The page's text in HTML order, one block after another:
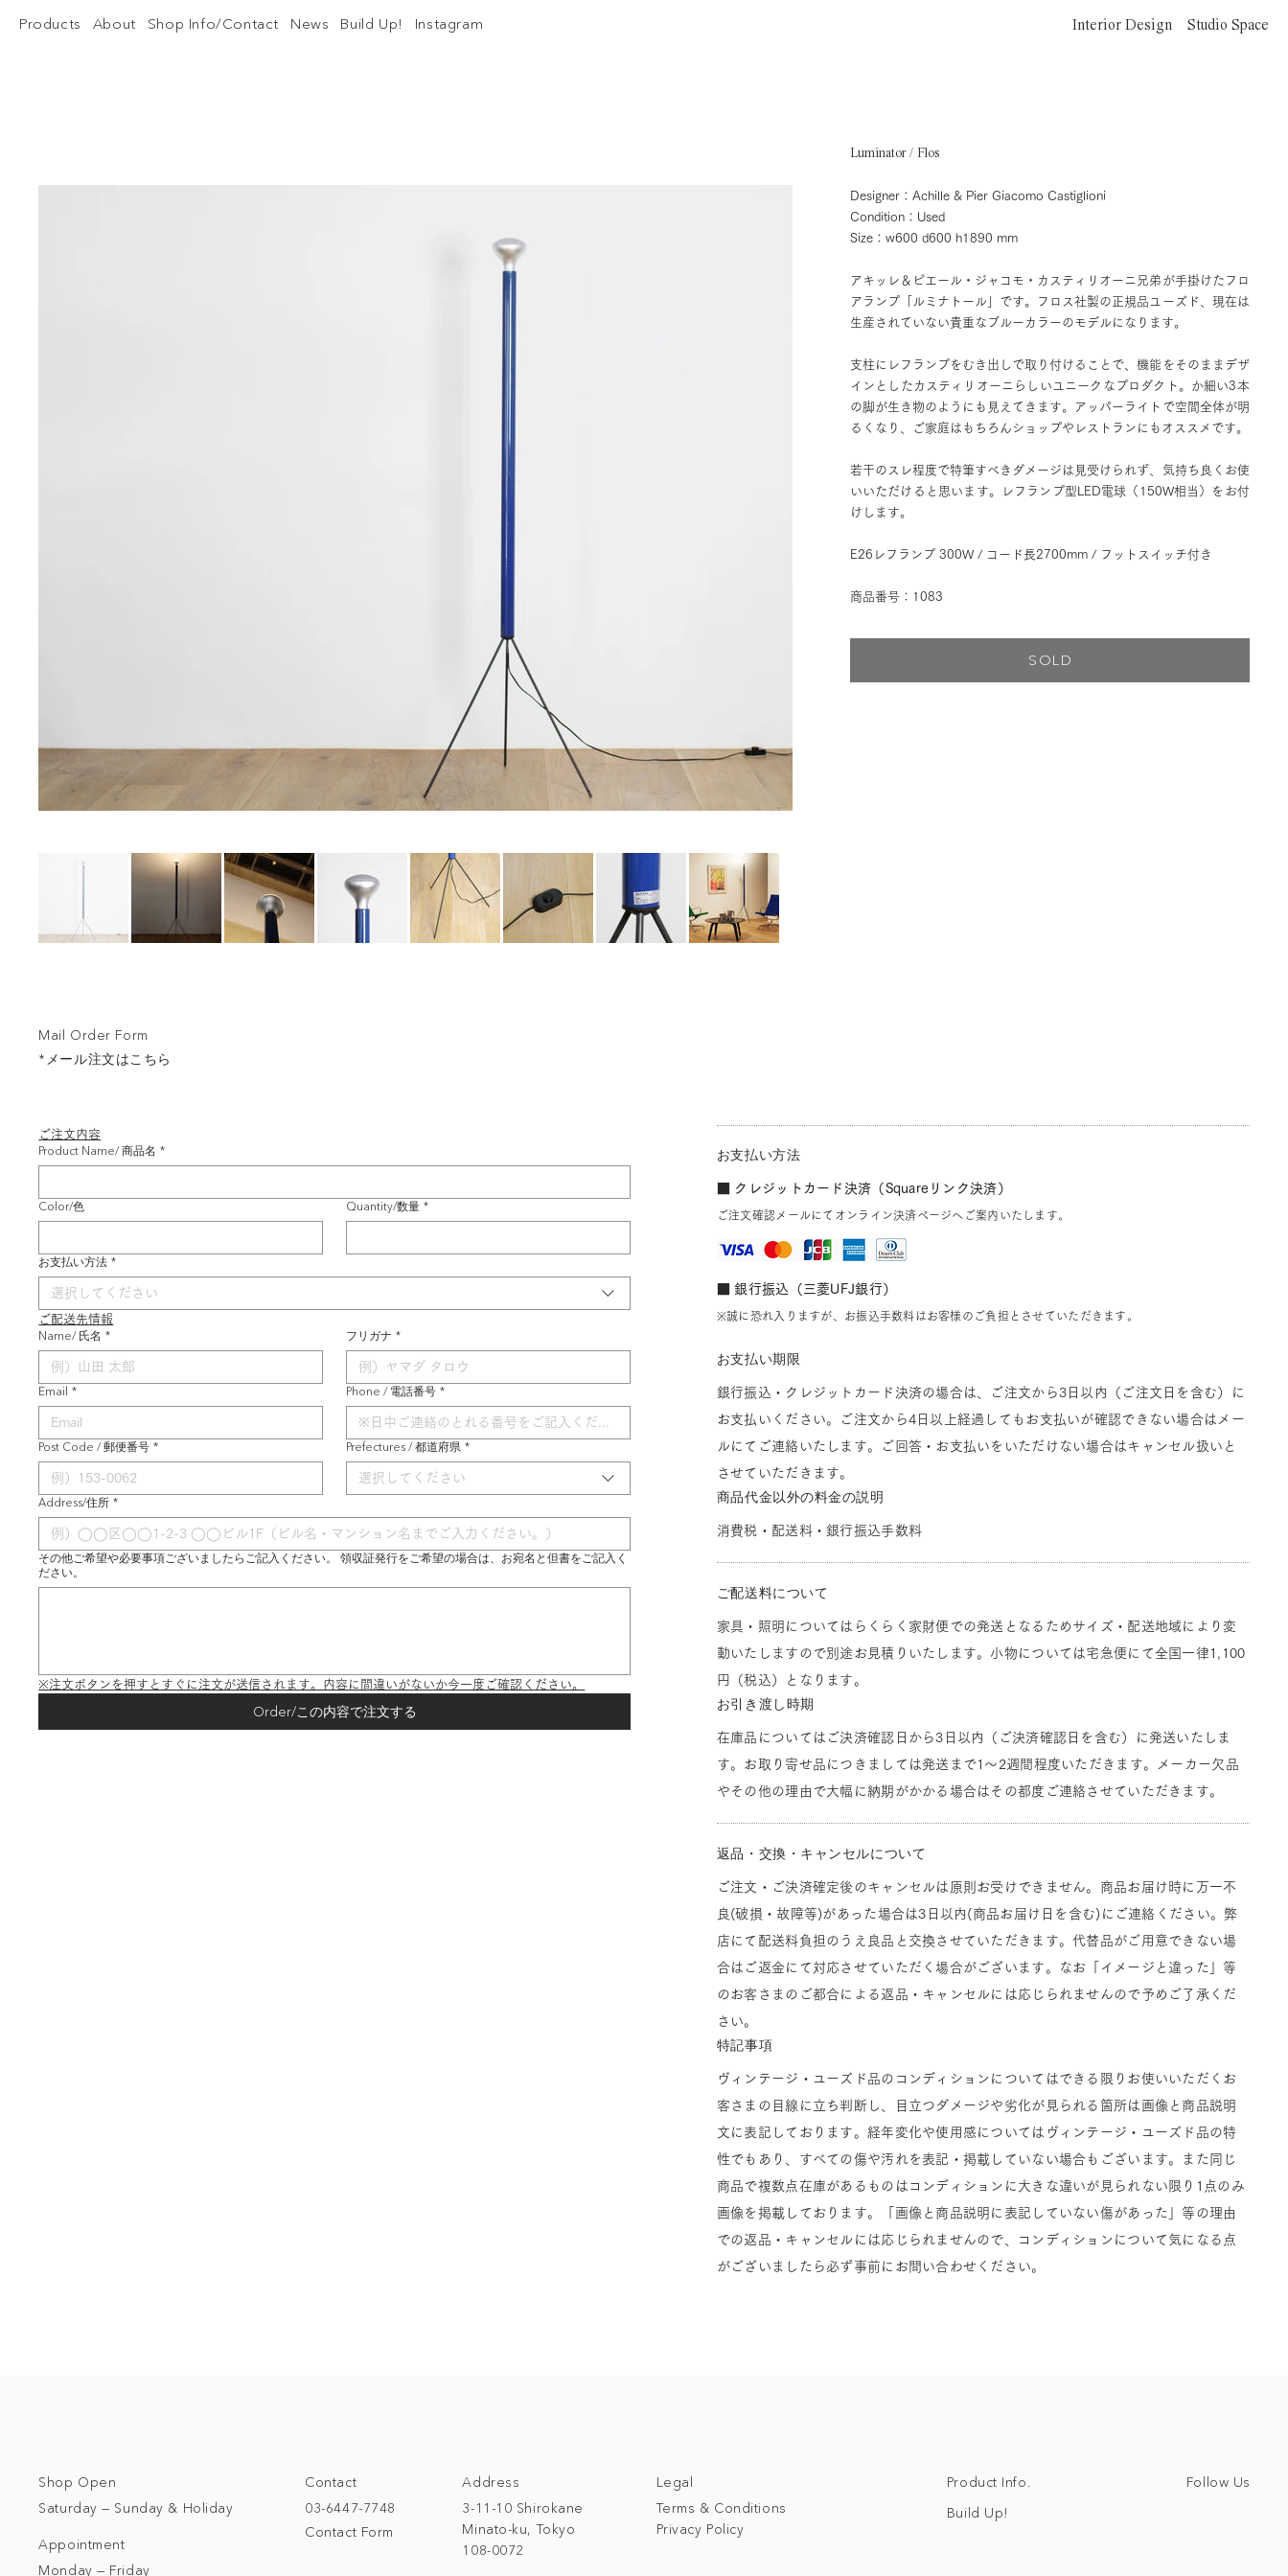
Interior Design Studio Space
Products About Shop Info/Contact News Build Up! Instagram
ご注文内容
Product Name/ 商品名 *
Color/色 Quantity/数量 *
お支払い方法 *
選択してください
ご配送先情報
Name/ 氏名 * フリガナ *
Email * Phone / 電話番号 *
Post Code / 郵便番号 * Prefectures / 都道府県 *
選択してください
Address/住所 *
その他ご希望や必要事項ございましたらご記入ください。 領収証発行をご希望の場合は、お宛名と但書をご記入く
ださい。
※注文ボタンを押すとすぐに注文が送信されます。内容に間違いがないか今一度ご確認ください。
Order/この内容で注文する
お支払い方法
■ クレジットカード決済（Squareリンク決済）
ご注文確認メールにてオンライン決済ページへご案内いたします。
■ 銀行振込（三菱UFJ銀行）
※誠に恐れ入りますが、お振込手数料はお客様のご負担とさせていただきます。
お支払い期限
銀行振込・クレジットカード決済の場合は、ご注文から3日以内（ご注文日を含む）に
お支払いください。ご注文から4日以上経過してもお支払いが確認できない場合はメー
ルにてご連絡いたします。ご回答・お支払いをいただけない場合はキャンセル扱いと
させていただきます。
商品代金以外の料金の説明
消費税・配送料・銀行振込手数料
ご配送料について
家具・照明についてはらくらく家財便での発送となるためサイズ・配送地域により変
動いたしますので別途お見積りいたします。小物については宅急便にて全国一律1,100
円（税込）となります。
お引き渡し時期
在庫品についてはご決済確認日から3日以内（ご決済確認日を含む）に発送いたしま
す。お取り寄せ品につきましては発送まで1～2週間程度いただきます。メーカー欠品
やその他の理由で大幅に納期がかかる場合はその都度ご連絡させていただきます。
返品・交換・キャンセルについて
ご注文・ご決済確定後のキャンセルは原則お受けできません。商品お届け時に万一不
良(破損・故障等)があった場合は3日以内(商品お届け日を含む)にご連絡ください。弊
店にて配送料負担のうえ良品と交換させていただきます。代替品がご用意できない場
合はご返金にて対応させていただく場合がございます。なお「イメージと違った」等
のお客さまのご都合による返品・キャンセルには応じられませんので予めご了承くだ
さい。
特記事項
ヴィンテージ・ユーズド品のコンディションについてはできる限りお使いいただくお
客さまの目線に立ち判断し、目立つダメージや劣化が見られる箇所は画像と商品説明
文に表記しております。経年変化や使用感についてはヴィンテージ・ユーズド品の特
性でもあり、すべての傷や汚れを表記・掲載していない場合もございます。また同じ
商品で複数点在庫があるものはコンディションに大きな違いが見られない限り1点のみ
画像を掲載しております。「画像と商品説明に表記していない傷があった」等の理由
での返品・キャンセルには応じられませんので、コンディションについて気になる点
がございましたら必ず事前にお問い合わせください。
Mail Order Form
*メール注文はこちら
Luminator / Flos
Designer：Achille & Pier Giacomo Castiglioni
Condition：Used
Size：w600 d600 h1890 mm
アキッレ＆ピエール・ジャコモ・カスティリオーニ兄弟が手掛けたフロ
アランプ「ルミナトール」です。フロス社製の正規品ユーズド、現在は
生産されていない貴重なブルーカラーのモデルになります。
支柱にレフランプをむき出しで取り付けることで、機能をそのままデザ
インとしたカスティリオーニらしいユニークなプロダクト。か細い3本
の脚が生き物のようにも見えてきます。アッパーライトで空間全体が明
るくなり、ご家庭はもちろんショップやレストランにもオススメです。
若干のスレ程度で特筆すべきダメージは見受けられず、気持ち良くお使
いいただけると思います。レフランプ型LED電球（150W相当）をお付
けします。
E26レフランプ 300W / コード長2700mm / フットスイッチ付き
商品番号：1083
SOLD
Address
3-11-10 Shirokane
Minato-ku, Tokyo
108-0072
Contact
03-6447-7748
Contact Form
Shop Open
Saturday — Sunday & Holiday
Appointment
Monday — Friday
Legal
Terms & Conditions
Privacy Policy
Product Info.
Build Up!
Follow Us